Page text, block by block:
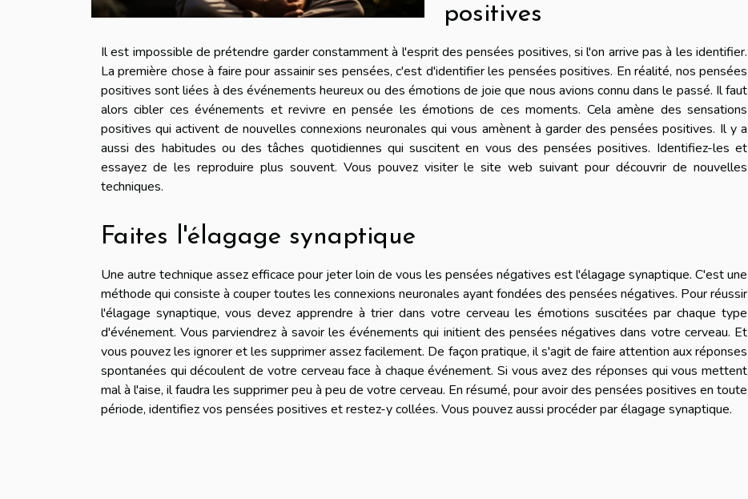
positives
Il est impossible de prétendre garder constamment à l'esprit des pensées positives, si l'on arrive pas à les identifier.
La première chose à faire pour assainir ses pensées, c'est d'identifier les pensées positives. En réalité, nos pensées
positives sont liées à des événements heureux ou des émotions de joie que nous avions connu dans le passé. Il faut
alors cibler ces événements et revivre en pensée les émotions de ces moments. Cela amène des sensations
positives qui activent de nouvelles connexions neuronales qui vous amènent à garder des pensées positives. Il y a
aussi des habitudes ou des tâches quotidiennes qui suscitent en vous des pensées positives. Identifiez-les et
essayez de les reproduire plus souvent. Vous pouvez visiter le site web suivant pour découvrir de nouvelles
techniques.
Faites l'élagage synaptique
Une autre technique assez efficace pour jeter loin de vous les pensées négatives est l'élagage synaptique. C'est une
méthode qui consiste à couper toutes les connexions neuronales ayant fondées des pensées négatives. Pour réussir
l'élagage synaptique, vous devez apprendre à trier dans votre cerveau les émotions suscitées par chaque type
d'événement. Vous parviendrez à savoir les événements qui initient des pensées négatives dans votre cerveau. Et
vous pouvez les ignorer et les supprimer assez facilement. De façon pratique, il s'agit de faire attention aux réponses
spontanées qui découlent de votre cerveau face à chaque événement. Si vous avez des réponses qui vous mettent
mal à l'aise, il faudra les supprimer peu à peu de votre cerveau. En résumé, pour avoir des pensées positives en toute
période, identifiez vos pensées positives et restez-y collées. Vous pouvez aussi procéder par élagage synaptique.